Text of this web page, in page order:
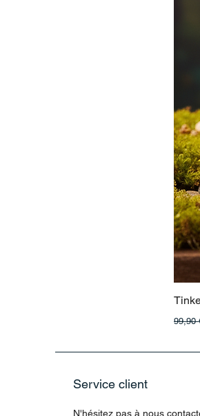
Prix
99,90
Service client
N'hésitez pas à nous